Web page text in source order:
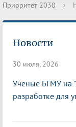
Приоритет 2030 ›
Новости
30 июля, 2026
Ученые БГМУ на
разработке для